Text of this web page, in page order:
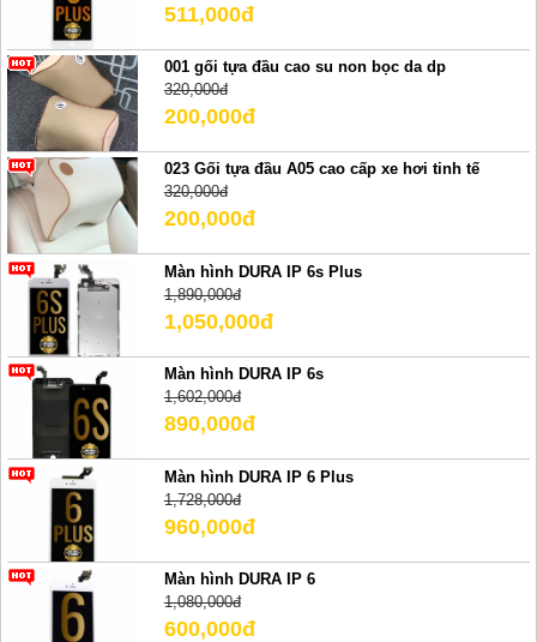
511,000đ
001 gối tựa đầu cao su non bọc da dp
320,000đ
200,000đ
023 Gối tựa đầu A05 cao cấp xe hơi tinh tế
320,000đ
200,000đ
Màn hình DURA IP 6s Plus
1,890,000đ
1,050,000đ
Màn hình DURA IP 6s
1,602,000đ
890,000đ
Màn hình DURA IP 6 Plus
1,728,000đ
960,000đ
Màn hình DURA IP 6
1,080,000đ
600,000đ